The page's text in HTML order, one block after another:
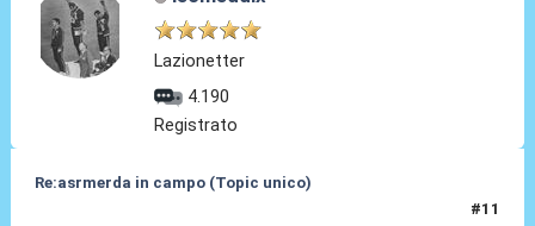
Lazionetter
4.190
Registrato
Re:asrmerda in campo (Topic unico)
#11